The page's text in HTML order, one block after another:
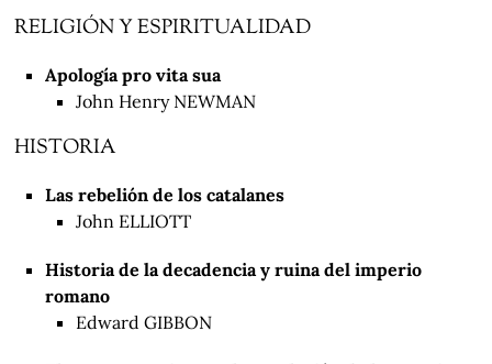
RELIGIÓN Y ESPIRITUALIDAD
Apología pro vita sua
John Henry NEWMAN
HISTORIA
Las rebelión de los catalanes
John ELLIOTT
Historia de la decadencia y ruina del imperio
romano
Edward GIBBON